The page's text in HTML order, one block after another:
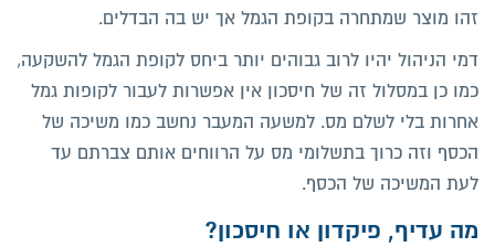
זהו מוצר שמתחרה בקופת הגמל אך יש בה הבדלים.
דמי הניהול יהיו לרוב גבוהים יותר ביחס לקופת הגמל להשקעה,
כמו כן במסלול זה של חיסכון אין אפשרות לעבור לקופות גמל
אחרות בלי לשלם מס. למשעה המעבר נחשב כמו משיכה של
הכסף וזה כרוך בתשלומי מס על הרווחים אותם צברתם עד
לעת המשיכה של הכסף.
מה עדיף, פיקדון או חיסכון?